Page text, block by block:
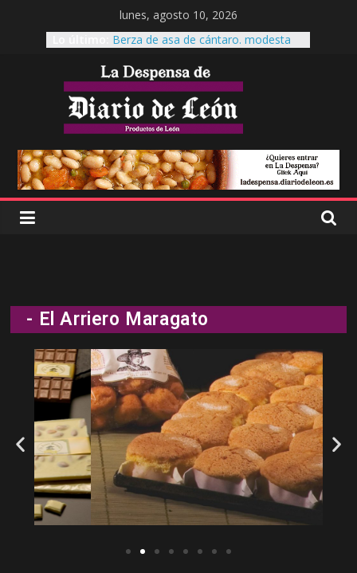
lunes, agosto 10, 2026
Berza de asa de cántaro. modesta
Cecinas Garrote
Cecinas Garrote Astorga, La cecina a
otro nivel.
Es tiempo de Productos de León
El garbanzo pico pardal, patrimonio
leonés
- El Arriero Maragato